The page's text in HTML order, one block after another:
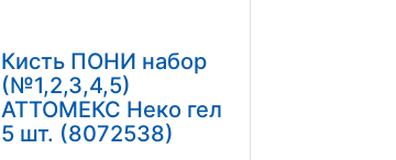
Кисть ПОНИ набор
(№1,2,3,4,5)
АТТОМЕКС Неко гел
5 шт. (8072538)